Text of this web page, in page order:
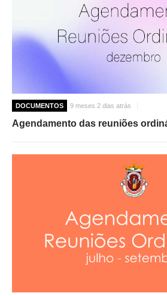
DOCUMENTOS 9 meses 2 dias atrás
Agendamento das reuniões